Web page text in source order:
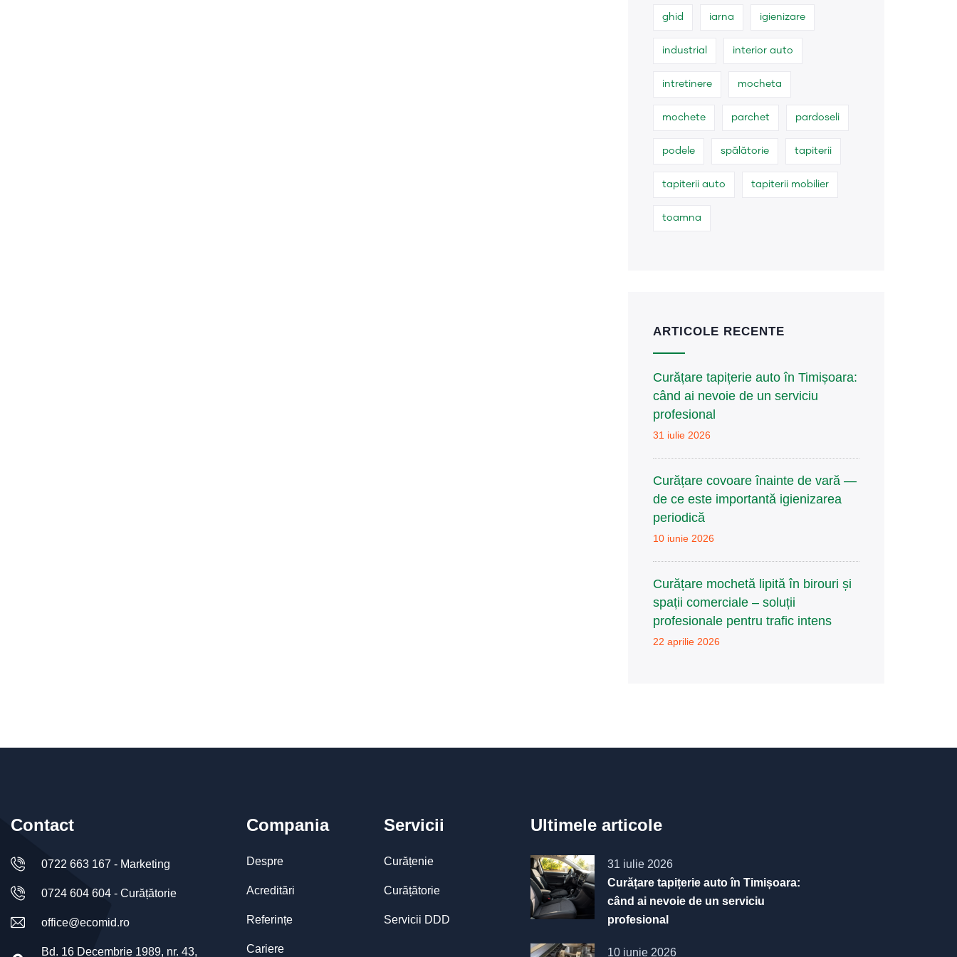
ghid iarna igienizare
industrial interior auto
intretinere mocheta
mochete parchet pardoseli
podele spălătorie tapiterii
tapiterii auto tapiterii mobilier
toamna
ARTICOLE RECENTE
Curățare tapițerie auto în Timișoara:
când ai nevoie de un serviciu
profesional
31 iulie 2026
Curățare covoare înainte de vară —
de ce este importantă igienizarea
periodică
10 iunie 2026
Curățare mochetă lipită în birouri și
spații comerciale – soluții
profesionale pentru trafic intens
22 aprilie 2026
Contact
0722 663 167 - Marketing
0724 604 604 - Curățătorie
office@ecomid.ro
Bd. 16 Decembrie 1989, nr. 43,
Compania
Despre
Acreditări
Referințe
Cariere
Servicii
Curățenie
Curățătorie
Servicii DDD
Ultimele articole
31 iulie 2026
Curățare tapițerie auto în Timișoara:
când ai nevoie de un serviciu
profesional
10 iunie 2026